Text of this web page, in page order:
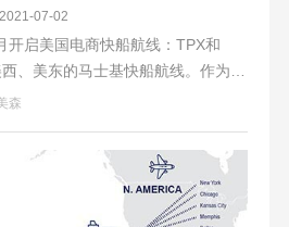
07-02
开启美国电商快船航线：TPX和
、美东的马士基快船航线。作为实
踏入快船航线，会不会对目前航运
下？
舱位会在一定程度上得到缓解。从
能起到调节的作用。快捷的航运航
森